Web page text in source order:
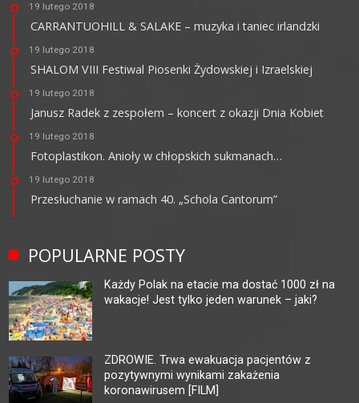
19 lutego 2018
CARRANTUOHILL & SALAKE – muzyka i taniec irlandzki
19 lutego 2018
SHALOM VIII Festiwal Piosenki Żydowskiej i Izraelskiej
19 lutego 2018
Janusz Radek z zespołem – koncert z okazji Dnia Kobiet
19 lutego 2018
Fotoplastikon. Anioły w chłopskich sukmanach…
19 lutego 2018
Przesłuchanie w ramach 40. „Schola Cantorum”
POPULARNE POSTY
Każdy Polak na etacie ma dostać 1000 zł na
wakacje! Jest tylko jeden warunek – jaki?
ZDROWIE. Trwa ewakuacja pacjentów z
pozytywnymi wynikami zakażenia
koronawirusem [FILM]